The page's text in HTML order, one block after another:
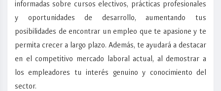
informadas sobre cursos electivos, prácticas profesionales
y oportunidades de desarrollo, aumentando tus
posibilidades de encontrar un empleo que te apasione y te
permita crecer a largo plazo. Además, te ayudará a destacar
en el competitivo mercado laboral actual, al demostrar a
los empleadores tu interés genuino y conocimiento del
sector.